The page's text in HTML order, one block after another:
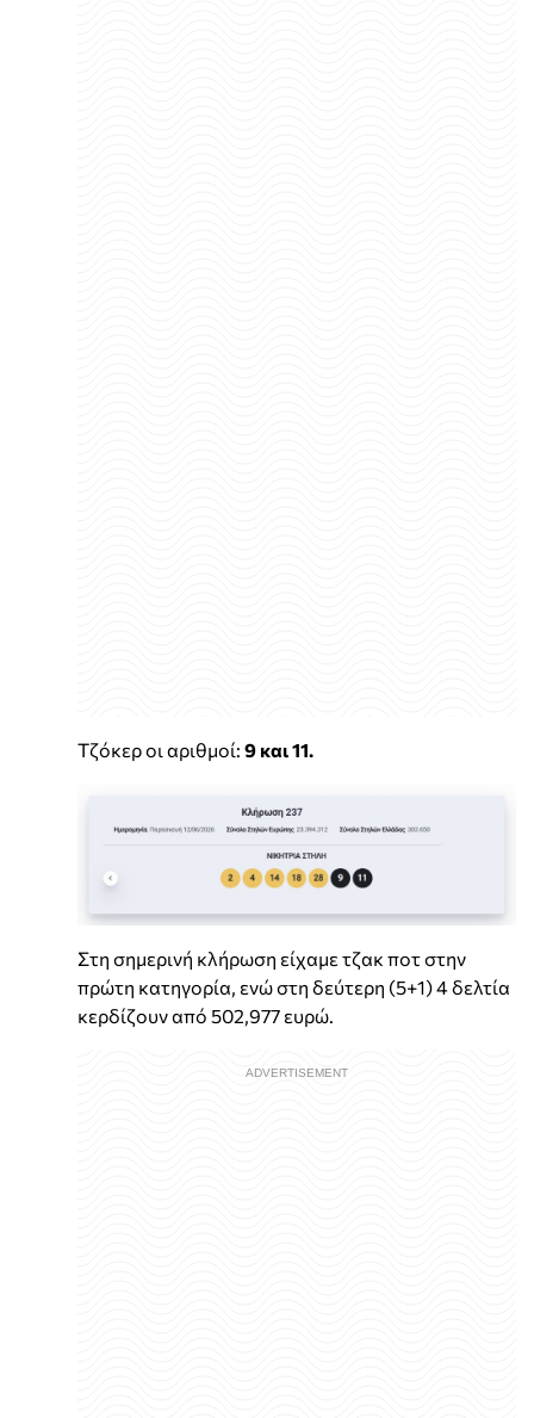
Τζόκερ οι αριθμοί: 9 και 11.
Στη σημερινή κλήρωση είχαμε τζακ ποτ στην
πρώτη κατηγορία, ενώ στη δεύτερη (5+1) 4 δελτία
κερδίζουν από 502,977 ευρώ.